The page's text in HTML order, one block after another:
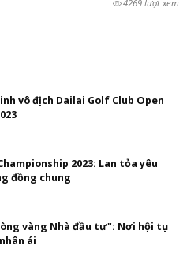
4269 lượt xem
vô địch Dailai Golf Club Open
2023: Lan tỏa yêu
đồng chung
vàng Nhà đầu tư": Nơi hội tụ
ái